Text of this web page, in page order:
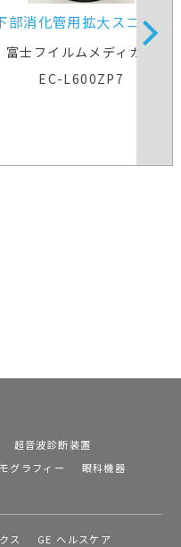
部消化管用拡大スコープ
富士フイルムメディカル
EC-L600ZP7
超音波診断装置
グラフィー
眼科機器
ス
GE ヘルスケア